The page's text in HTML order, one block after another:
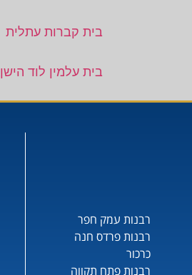
בית קברות עתלית
בית עלמין לוד הישן
רבנות עמק חפר
רבנות פרדס חנה
כרכור
רבנות פתח תקווה